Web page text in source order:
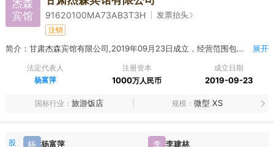
杰森
宾馆
91620100MA73AB3T3H 发票抬头
注销
简介：甘肃杰森宾馆有限公司,2019年09月23日成立，经营范围包括旅游饭店；其他住宿服务（消防验收合格后凭许可证经营）；一般旅馆（消防验收合格后凭许可证经营）；文化会展服务；体育会展服务；民宿服务（消防验收合格后凭许可证经营）；旅游会展服务；其他会议、会展及相关服务；科技会展服务。（依法须经批准的项目，经相关部门批准后方可开展经营活动）*** 展开
法定代表人
杨富萍
注册资本
1000万人民币
成立日期
2019-09-23
国标行业 旅游饭店 规模 微型 XS
股
杨 杨富萍 李 李建林